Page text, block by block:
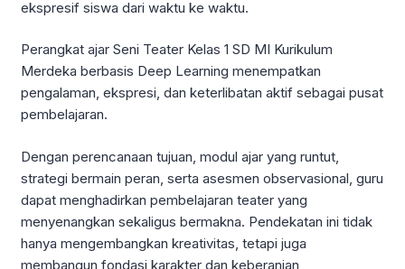
ekspresif siswa dari waktu ke waktu.
Perangkat ajar Seni Teater Kelas 1 SD MI Kurikulum
Merdeka berbasis Deep Learning menempatkan
pengalaman, ekspresi, dan keterlibatan aktif sebagai pusat
pembelajaran.
Dengan perencanaan tujuan, modul ajar yang runtut,
strategi bermain peran, serta asesmen observasional, guru
dapat menghadirkan pembelajaran teater yang
menyenangkan sekaligus bermakna. Pendekatan ini tidak
hanya mengembangkan kreativitas, tetapi juga
membangun fondasi karakter dan keberanian